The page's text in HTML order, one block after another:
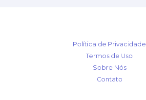
Política de Privacidade
Termos de Uso
Sobre Nós
Contato